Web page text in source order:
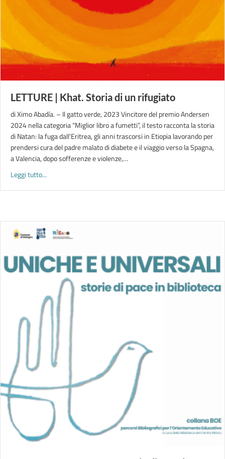
LETTURE | Khat. Storia di un rifugiato
di Ximo Abadía. – Il gatto verde, 2023 Vincitore del premio Andersen
2024 nella categoria “Miglior libro a fumetti”, il testo racconta la storia
di Natan: la fuga dall’Eritrea, gli anni trascorsi in Etiopia lavorando per
prendersi cura del padre malato di diabete e il viaggio verso la Spagna,
a Valencia, dopo sofferenze e violenze,…
Leggi tutto...